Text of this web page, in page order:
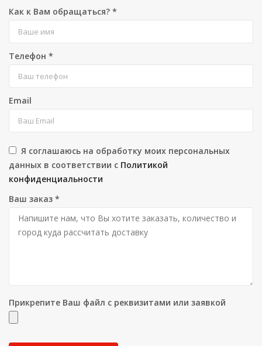
Как к Вам обращаться? *
Телефон *
Email
Я соглашаюсь на обработку моих персональных
данных в соответствии с Политикой
конфиденциальности
Ваш заказ *
Прикрепите Ваш файл с реквизитами или заявкой